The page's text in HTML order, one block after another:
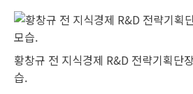
황창규 전 지식경제 R&D 전략기획단
습.